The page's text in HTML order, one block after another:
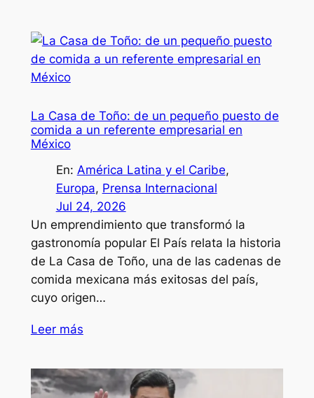
La Casa de Toño: de un pequeño puesto de
comida a un referente empresarial en
México
En: América Latina y el Caribe
Europa, Prensa Internacional
Jul 24, 2026
Un emprendimiento que transformó la
gastronomía popular El País relata la historia
de La Casa de Toño, una de las cadenas de
comida mexicana más exitosas del país,
cuyo origen…
Leer más